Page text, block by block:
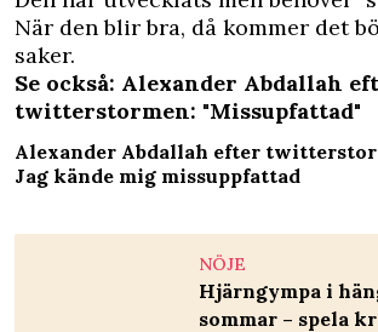
När den blir bra, då kommer det
saker.
Se också: Alexander Abdallah
twitterstormen: "Missupfattad"
Alexander Abdallah efter
Jag kände mig missuppfattad
NÖJE
Hjärngympa i
sommar – spela